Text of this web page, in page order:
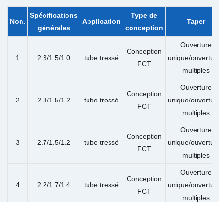
Non.
Spécifications
générales
Application
Type de
conception
Taper
1 2.3/1.5/1.0 tube tressé
Conception
FCT
Ouverture
unique/
multiples
2 2.3/1.5/1.2 tube tressé
Conception
FCT
Ouverture
unique/
multiples
3 2.7/1.5/1.2 tube tressé
Conception
FCT
Ouverture
unique/
multiples
4 2.2/1.7/1.4 tube tressé
Conception
FCT
Ouverture
unique/
multiples